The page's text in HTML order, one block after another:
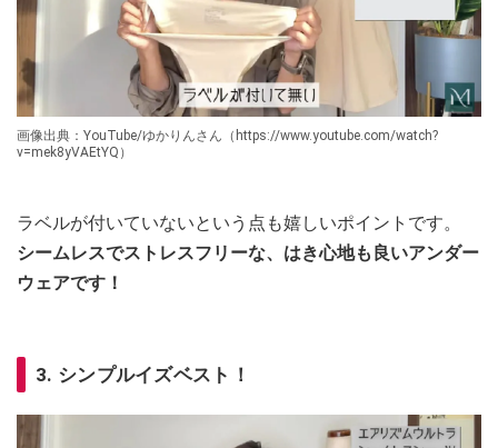
画像出典：YouTube/ゆかりんさん（https://www.youtube.com/watch?
v=mek8yVAEtYQ）
ラベルが付いていないという点も嬉しいポイントです。
シームレスでストレスフリーな、はき心地も良いアンダー
ウェアです！
3. シンプルイズベスト！